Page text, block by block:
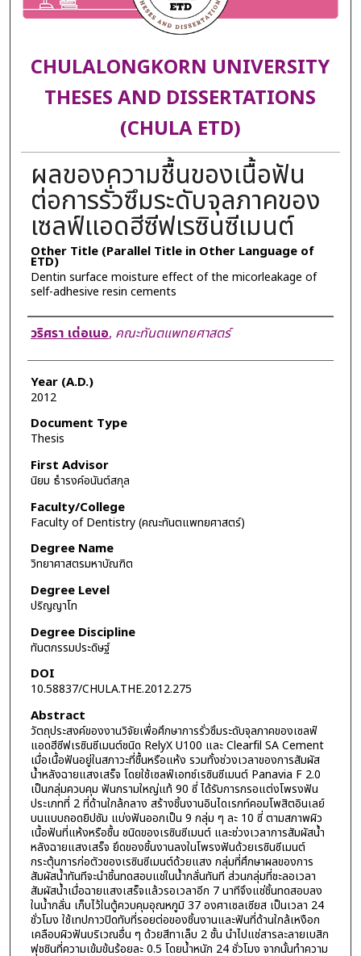
CHULALONGKORN UNIVERSITY
THESES AND DISSERTATIONS
(CHULA ETD)
ผลของความชื้นของเนื้อฟัน
ต่อการรั่วซึมระดับจุลภาคของ
เซลฟ์แอดฮีซีฟเรซินซีเมนต์
Other Title (Parallel Title in Other Language of
ETD)
Dentin surface moisture effect of the micorleakage of
self-adhesive resin cements
Author
วริศรา เต่อเนอ, คณะทันตแพทยศาสตร์
Year (A.D.)
2012
Document Type
Thesis
First Advisor
นิยม ธำรงค์อนันต์สกุล
Faculty/College
Faculty of Dentistry (คณะทันตแพทยศาสตร์)
Degree Name
วิทยาศาสตรมหาบัณฑิต
Degree Level
ปริญญาโท
Degree Discipline
ทันตกรรมประดิษฐ์
DOI
10.58837/CHULA.THE.2012.275
Abstract
วัตถุประสงค์ของงานวิจัยเพื่อศึกษาการรั่วซึมระดับจุลภาคของเซลฟ์
แอดฮีซีฟเรซินซีเมนต์ชนิด RelyX U100 และ Clearfil SA Cement
เมื่อเนื้อฟันอยู่ในสภาวะที่ชื้นหรือแห้ง รวมทั้งช่วงเวลาของการสัมผัส
น้ำหลังฉายแสงเสร็จ โดยใช้เซลฟ์เอทช์เรซินซีเมนต์ Panavia F 2.0
เป็นกลุ่มควบคุม ฟันกรามใหญ่แท้ 90 ซี่ ได้รับการกรอแต่งโพรงฟัน
ประเภทที่ 2 ที่ด้านใกล้กลาง สร้างชิ้นงานอินไดเรกท์คอมโพสิตอินเลย์
บนแบบถอดยิปซัม แบ่งฟันออกเป็น 9 กลุ่ม ๆ ละ 10 ซี่ ตามสภาพผิว
เนื้อฟันที่แห้งหรือชื้น ชนิดของเรซินซีเมนต์ และช่วงเวลาการสัมผัสน้ำ
หลังฉายแสงเสร็จ ยึดของชิ้นงานลงในโพรงฟันด้วยเรซินซีเมนต์
กระตุ้นการก่อตัวของเรซินซีเมนต์ด้วยแสง กลุ่มที่ศึกษาผลของการ
สัมผัสน้ำทันทีจะนำชิ้นทดสอบแช่ในน้ำกลั่นทันที ส่วนกลุ่มที่ชะลอเวลา
สัมผัสน้ำเมื่อฉายแสงเสร็จแล้วรอเวลาอีก 7 นาทีจึงแช่ชิ้นทดสอบลง
ในน้ำกลั่น เก็บไว้ในตู้ควบคุมอุณหภูมิ 37 องศาเซลเซียส เป็นเวลา 24
ชั่วโมง ใช้เทปกาวปิดทับที่รอยต่อของชิ้นงานและฟันที่ด้านใกล้เหงือก
เคลือบผิวฟันบริเวณอื่น ๆ ด้วยสีทาเล็บ 2 ชั้น นำไปแช่สารละลายเบสิก
ฟุชชินที่ความเข้มข้นร้อยละ 0.5 โดยน้ำหนัก 24 ชั่วโมง จากนั้นทำความ